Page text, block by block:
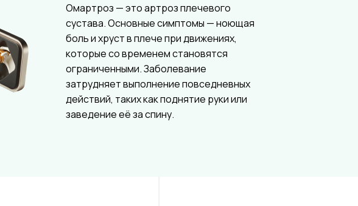
Омартроз — это артроз плечевого
сустава. Основные симптомы — ноющая
боль и хруст в плече при движениях,
которые со временем становятся
ограниченными. Заболевание
затрудняет выполнение повседневных
действий, таких как поднятие руки или
заведение её за спину.